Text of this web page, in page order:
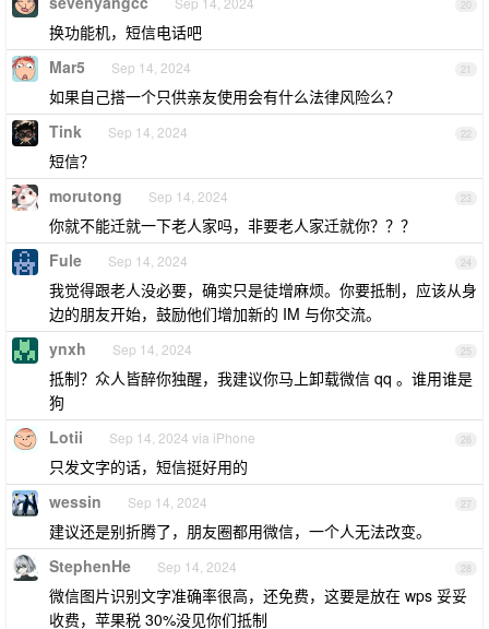
20
换功能机，短信电话吧
21
Mar5 Sep 14, 2024
如果自己搭一个只供亲友使用会有什么法律风险么？
22
Tink Sep 14, 2024
短信？
23
morutong Sep 14, 2024
你就不能迁就一下老人家吗，非要老人家迁就你？？？
24
Fule Sep 14, 2024
我觉得跟老人没必要，确实只是徒增麻烦。你要抵制，应该从身
边的朋友开始，鼓励他们增加新的 IM 与你交流。
25
ynxh Sep 14, 2024
抵制？众人皆醉你独醒，我建议你马上卸载微信 qq 。谁用谁是
狗
26
Lotii Sep 14, 2024 via iPhone
只发文字的话，短信挺好用的
27
wessin Sep 14, 2024
建议还是别折腾了，朋友圈都用微信，一个人无法改变。
28
StephenHe Sep 14, 2024
微信图片识别文字准确率很高，还免费，这要是放在 wps 妥妥
收费，苹果税 30%没见你们抵制